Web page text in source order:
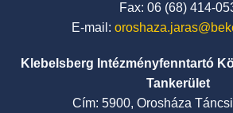
Fax: 06 (68) 414-
E-mail:
Klebelsberg Intézményfenntartó
Tankerület
Cím: 5900, Orosháza